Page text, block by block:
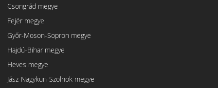
Csongrád megye
Fejér megye
Győr-Moson-Sopron megye
Hajdú-Bihar megye
Heves megye
Jász-Nagykun-Szolnok megye